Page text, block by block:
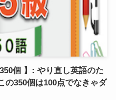
個 】: やり直し英語のた
の350個は100点でなきゃダ